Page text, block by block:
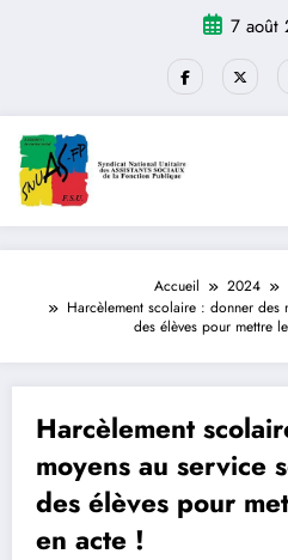
7 août
Accueil 2024
Harcèlement scolaire : donner des
des élèves pour mettre
Harcèlement
moyens au service
des élèves pour
en acte !